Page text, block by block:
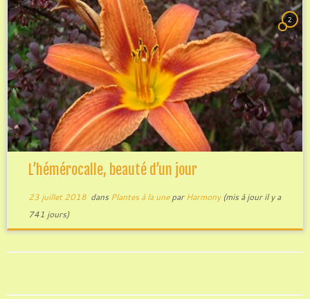
2
L’hémérocalle, beauté d’un jour
23 juillet 2018dans Plantes à la uneparHarmony(mis à jour il y a
741 jours)